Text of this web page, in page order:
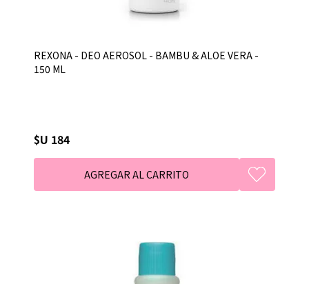
REXONA - DEO AEROSOL - BAMBU & ALOE VERA -
150 ML
$U 184